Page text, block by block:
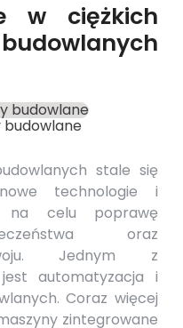
w ciężkich
budowlane
stale się
technologie i
na celu poprawę
oraz
Jednym z
automatyzacja i
Coraz więcej
zintegrowane